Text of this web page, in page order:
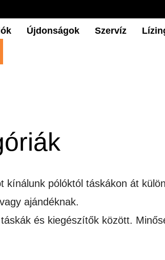
Újdonságok Szervíz
pólóktól táskákon át
ajándéknak.
és kiegészítők között.